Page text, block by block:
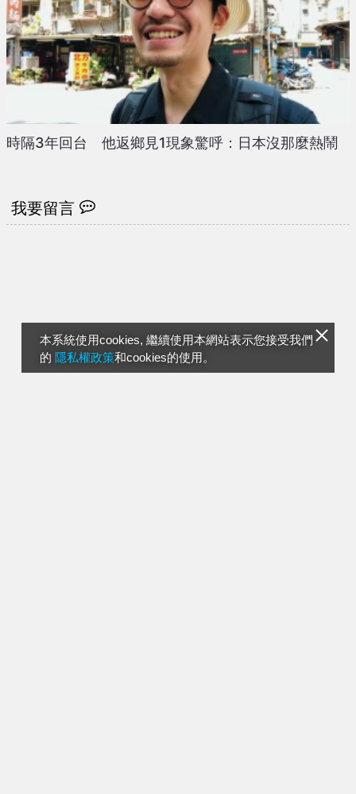
本系統使用cookies, 繼續使用本網站表示您接受我們
的 隱私權政策和cookies的使用。
時隔3年回台 他返鄉見1現象驚呼：日本沒那麼熱鬧
我要留言